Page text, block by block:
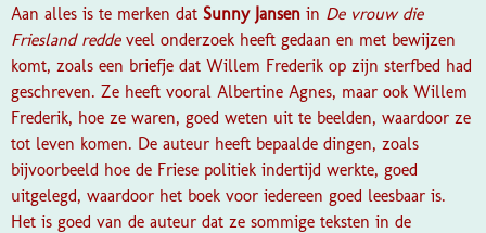
Aan alles is te merken dat Sunny Jansen in De vrouw die
Friesland reddeveel onderzoek heeft gedaan en met bewijzen
komt, zoals een briefje dat Willem Frederik op zijn sterfbed had
geschreven. Ze heeft vooral Albertine Agnes, maar ook Willem
Frederik, hoe ze waren, goed weten uit te beelden, waardoor ze
tot leven komen. De auteur heeft bepaalde dingen, zoals
bijvoorbeeld hoe de Friese politiek indertijd werkte, goed
uitgelegd, waardoor het boek voor iedereen goed leesbaar is.
Het is goed van de auteur dat ze sommige teksten in de